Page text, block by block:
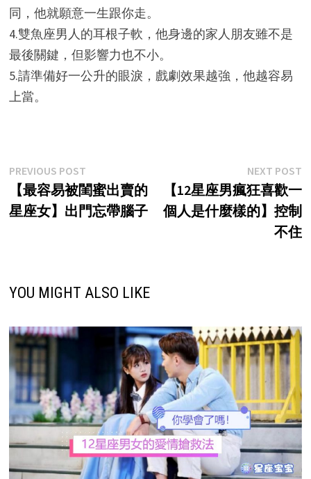
同，他就願意一生跟你走。
4.雙魚座男人的耳根子軟，他身邊的家人朋友雖不是
最後關鍵，但影響力也不小。
5.請準備好一公升的眼淚，戲劇效果越強，他越容易
上當。
Post
navigation
PREVIOUS POSTPrevious
post:
【最容易被閨蜜出賣的
星座女】出門忘帶腦子
NEXT POST
【12星座男瘋狂喜歡一
個人是什麼樣的】控制
不住
YOU MIGHT ALSO LIKE